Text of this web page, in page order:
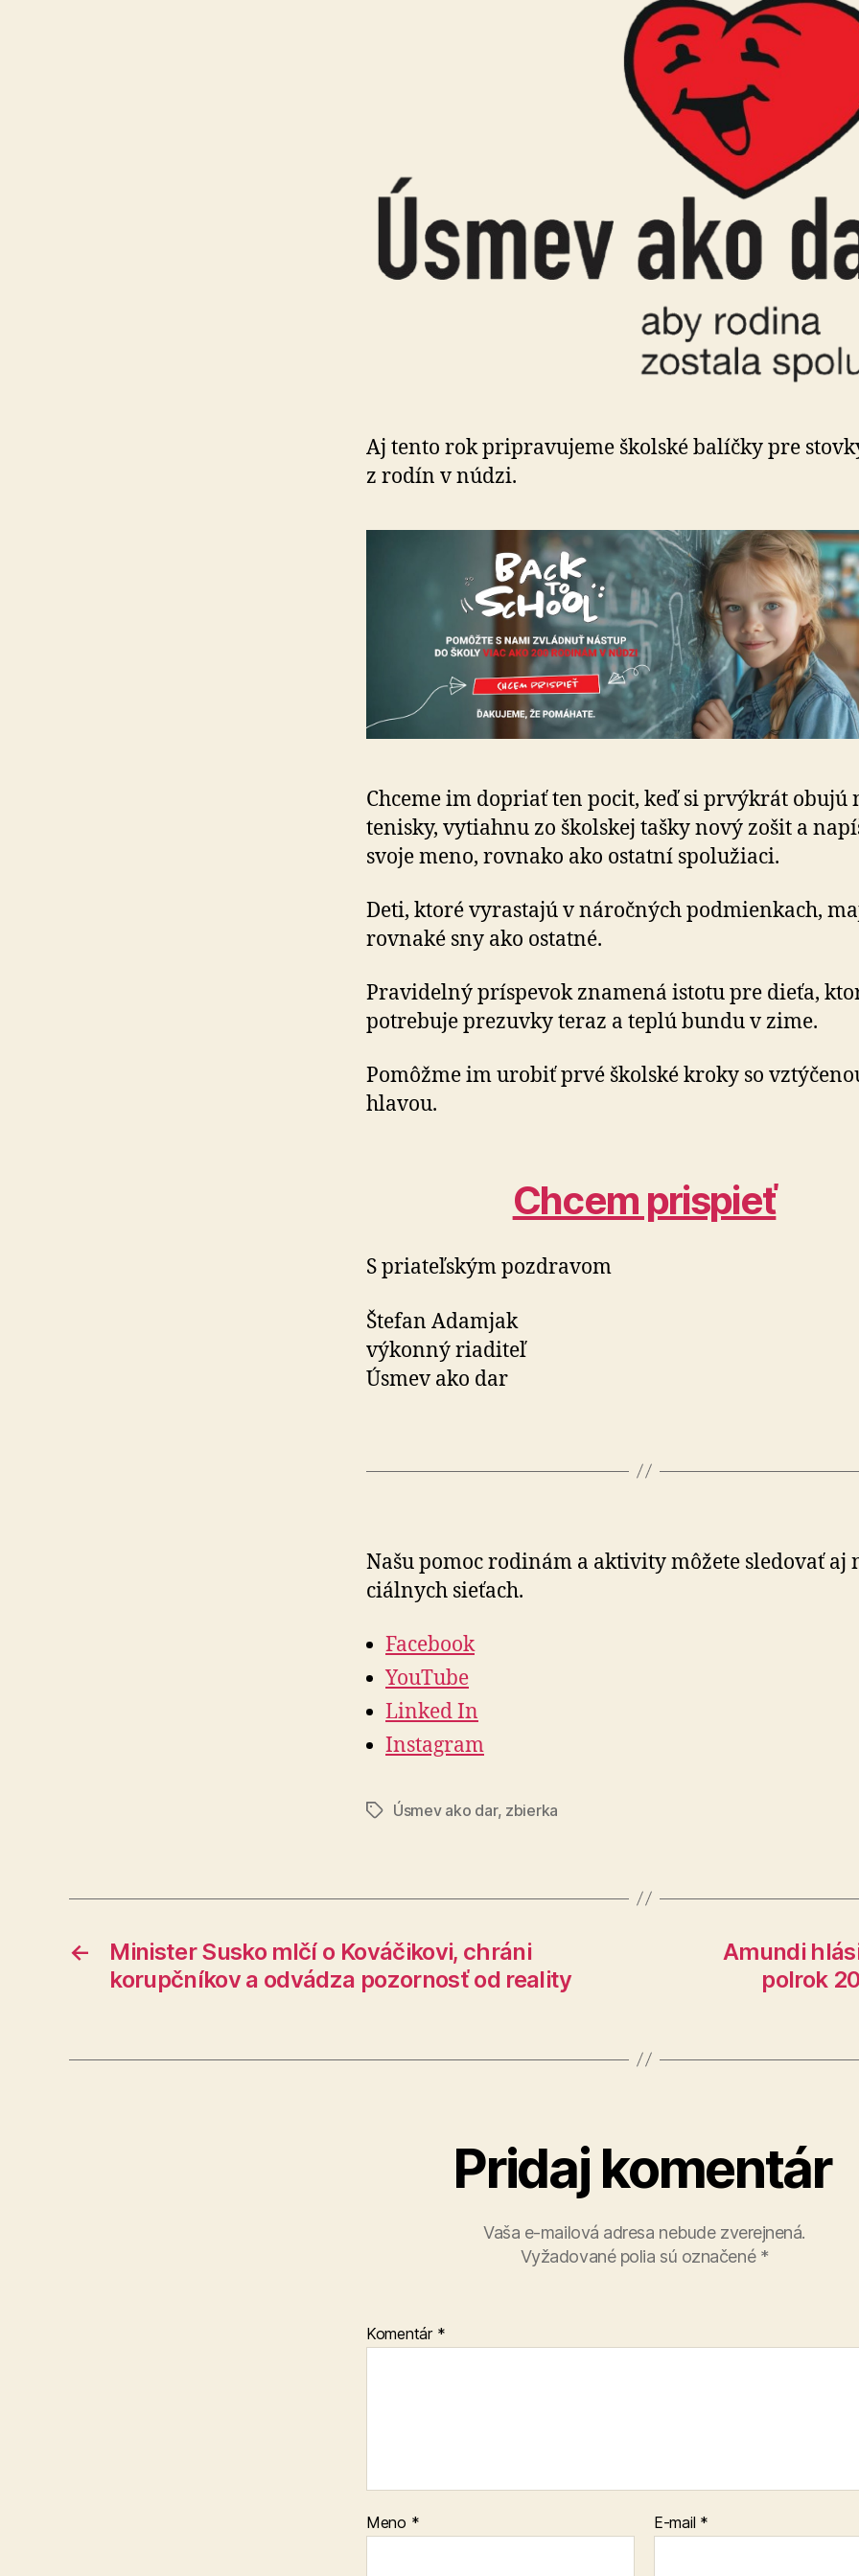
Aj tento rok pripravujeme školské balíčky pre
z rodín v núdzi.
Chceme im dopriať ten pocit, keď si prvýkrát obujú
tenisky, vytiahnu zo školskej tašky nový zošit a
svoje meno, rovnako ako ostatní spolužiaci.
Deti, ktoré vyrastajú v náročných podmienkach,
rovnaké sny ako ostatné.
Pravidelný príspevok znamená istotu pre dieťa,
potrebuje prezuvky teraz a teplú bundu v zime.
Pomôžme im urobiť prvé školské kroky so
hlavou.
Chcem prispieť
S priateľským pozdravom
Štefan Adamjak
výkonný riaditeľ
Úsmev ako dar
Našu pomoc rodinám a aktivity môžete sle­do­vať aj
ciál­nych sieťach.
Facebook
YouTube
Linked In
Instagram
ZnačkyÚsmev ako dar, zbierka
←
Minister Susko mlčí o Kováčikovi, chráni
korupčníkov a odvádza pozornosť od reality
Amundi
polrok
Pridaj komentár
Vaša e-mailová adresa nebude zverejnená.
Vyžadované polia sú označené *
Komentár *
Meno * E-mail *